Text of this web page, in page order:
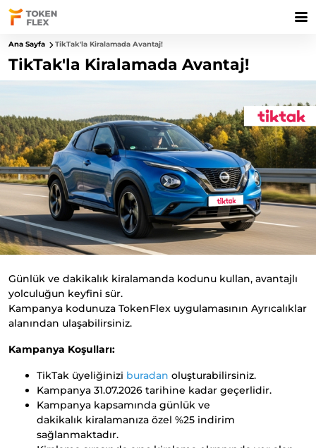
Ana Sayfa TikTak'la Kiralamada Avantaj!
TikTak'la Kiralamada Avantaj!
Günlük ve dakikalık kiralamanda kodunu kullan, avantajlı
yolculuğun keyfini sür.
Kampanya kodunuza TokenFlex uygulamasının Ayrıcalıklar
alanından ulaşabilirsiniz.
Kampanya Koşulları:
TikTak üyeliğinizi buradan oluşturabilirsiniz.
Kampanya 31.07.2026 tarihine kadar geçerlidir.
Kampanya kapsamında günlük ve
dakikalık kiralamanıza özel %25 indirim
sağlanmaktadır.